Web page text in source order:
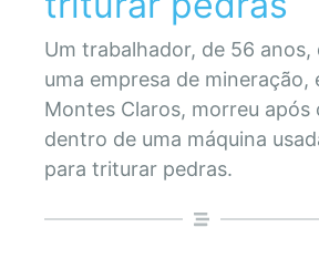
Um trabalhador, de 56 anos,
uma empresa de mineração,
Montes Claros, morreu após
dentro de uma máquina
para triturar pedras.